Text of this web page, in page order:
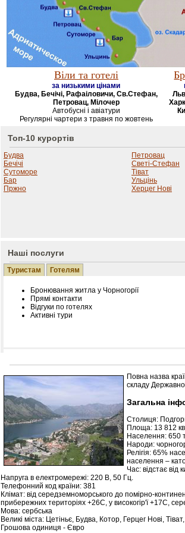
Віли та готелі
за низькими цінами
Будва, Бечічі, Рафаіловичи, Св.Стефан,
Петровац, Мілочер
Автобусні і авіатури
Регулярні чартери з травня по жовтень
Топ-10 курортів
Будва
Бечічі
Сутоморе
Бар
Пржно
Петровац
Светі-Стефан
Тіват
Ульцінь
Херцег Нові
Наші послуги
Туристам Готелям
Бронювання житла у Чорногорії
Прямі контакти
Відгуки по готелях
Активні тури
Розміщення інформації про готель на
Редагування інформації і цін на вимогу
Лічільник відвідувачів
Повна назва
складу
Загальна
Столиця:
Площа: 13 812
Населення: 650
Народи:
Релігія: 65%
населення –
Час: відстає від
Напруга в електромережі: 220 В, 50 Гц.
Телефонний код країни: 381
Клімат: від середземноморського до помірно-
прибережних територіях +26С, у високогір'ї +17С,
Мова: сербська
Великі міста: Цетіньє, Будва, Котор, Герцег Нові,
Грошова одиниця - Євро